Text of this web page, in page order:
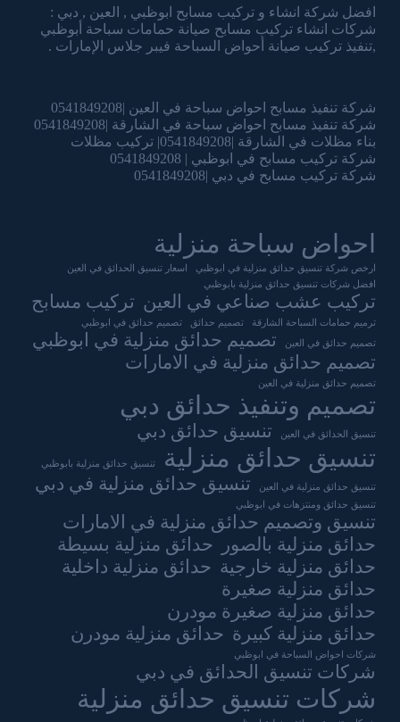
افضل شركة انشاء و تركيب مسابح ابوظبي , العين , دبي :
شركات انشاء تركيب مسابح صيانة حمامات سباحة أبوظبي
,تنفيذ تركيب صيانة أحواض السباحة فيبر جلاس الإمارات .
شركة تنفيذ مسابح احواض سباحة في العين |0541849208
شركة تنفيذ مسابح احواض سباحة في الشارقة |0541849208
بناء مظلات في الشارقة |0541849208| تركيب مظلات
شركة تركيب مسابح في ابوظبي | 0541849208
شركة تركيب مسابح في دبي |0541849208
احواض سباحة منزلية
ارخص شركة تنسيق حدائق منزلية في ابوظبي
اسعار تنسيق الحدائق في العين
افضل شركات تنسيق حدائق منزلية بابوظبي
تركيب عشب صناعي في العين تركيب مسابح
ترميم حمامات السباحة الشارقة تصميم حدائق تصميم حدائق في ابوظبي
تصميم حدائق في العين
تصميم حدائق منزلية في ابوظبي
تصميم حدائق منزلية في الامارات
تصميم حدائق منزلية في العين
تصميم وتنفيذ حدائق دبي
تنسيق الحدائق في العين تنسيق حدائق دبي
تنسيق حدائق منزلية تنسيق حدائق منزلية بابوظبي
تنسيق حدائق منزلية في العين تنسيق حدائق منزلية في دبي
تنسيق حدائق ومنتزهات في ابوظبي
تنسيق وتصميم حدائق منزلية في الامارات
حدائق منزلية بالصور
حدائق منزلية بسيطة
حدائق منزلية خارجية حدائق منزلية داخلية
حدائق منزلية صغيرة
حدائق منزلية صغيرة مودرن
حدائق منزلية كبيرة حدائق منزلية مودرن
شركات احواض السباحة في ابوظبي
شركات تنسيق الحدائق في دبي
شركات تنسيق حدائق منزلية